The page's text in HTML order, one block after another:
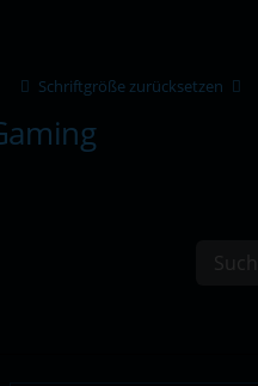
Schriftgröße zurücksetzen